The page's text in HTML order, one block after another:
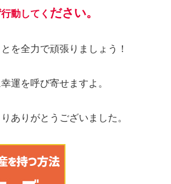
動してく ださい。
を全力で頑張りましょう！
運を呼び寄せますよ。
ありがとうございました。